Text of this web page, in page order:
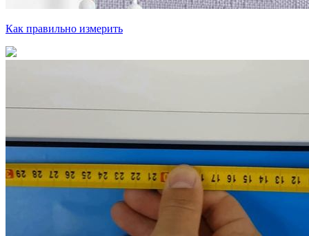
Как правильно измерить